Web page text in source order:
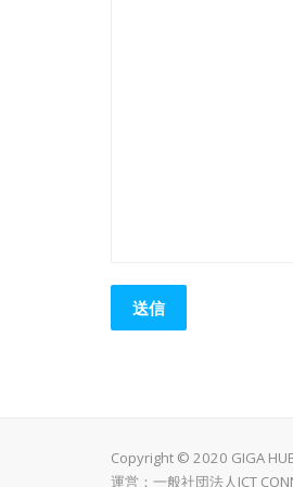
Copyright © 2020 GIGA
運営：一般社団法人ICT